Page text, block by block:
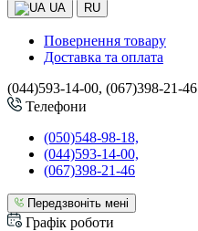
UA RU
Повернення товару
Доставка та оплата
(044)593-14-00, (067)398-21-46
Телефони
(050)548-98-18,
(044)593-14-00,
(067)398-21-46
Передзвоніть мені
Графік роботи